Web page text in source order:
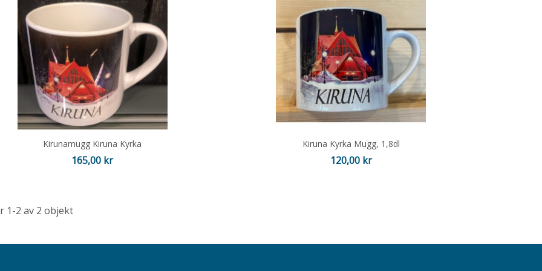
Kirunamugg Kiruna Kyrka
Pris
165,00 kr
Kiruna Kyrka Mugg, 1,8dl
Pris
120,00 kr
1-2 av 2 objekt